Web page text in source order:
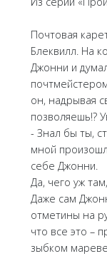
Почтовая
Блеквилл. На
Джонни и
он, надрывая
позволяешь!?
- Знал бы ты,
мной
себе Джонни.
Да, чего уж
Даже сам
отметины на
что все это –
зыбком